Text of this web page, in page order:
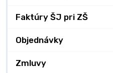
Faktúry ŠJ pri ZŠ
Objednávky
Zmluvy